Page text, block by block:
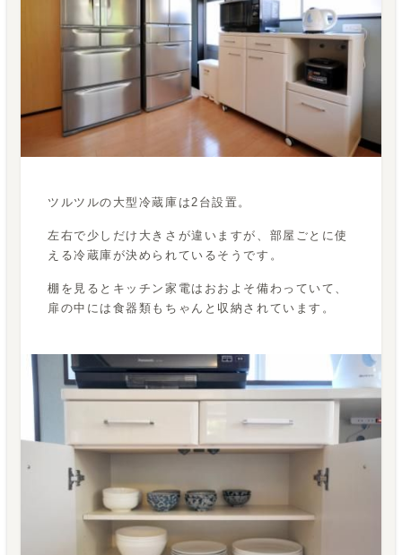
ツルツルの大型冷蔵庫は2台設置。
左右で少しだけ大きさが違いますが、部屋ごとに使
える冷蔵庫が決められているそうです。
棚を見るとキッチン家電はおおよそ備わっていて、
扉の中には食器類もちゃんと収納されています。